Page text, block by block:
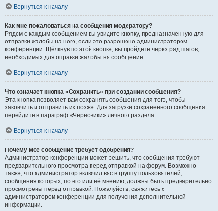
Вернуться к началу
Как мне пожаловаться на сообщения модератору?
Рядом с каждым сообщением вы увидите кнопку, предназначенную для
отправки жалобы на него, если это разрешено администратором
конференции. Щёлкнув по этой кнопке, вы пройдёте через ряд шагов,
необходимых для оправки жалобы на сообщение.
Вернуться к началу
Что означает кнопка «Сохранить» при создании сообщения?
Эта кнопка позволяет вам сохранять сообщения для того, чтобы
закончить и отправить их позже. Для загрузки сохранённого сообщения
перейдите в параграф «Черновики» личного раздела.
Вернуться к началу
Почему моё сообщение требует одобрения?
Администратор конференции может решить, что сообщения требуют
предварительного просмотра перед отправкой на форум. Возможно
также, что администратор включил вас в группу пользователей,
сообщения которых, по его или её мнению, должны быть предварительно
просмотрены перед отправкой. Пожалуйста, свяжитесь с
администратором конференции для получения дополнительной
информации.